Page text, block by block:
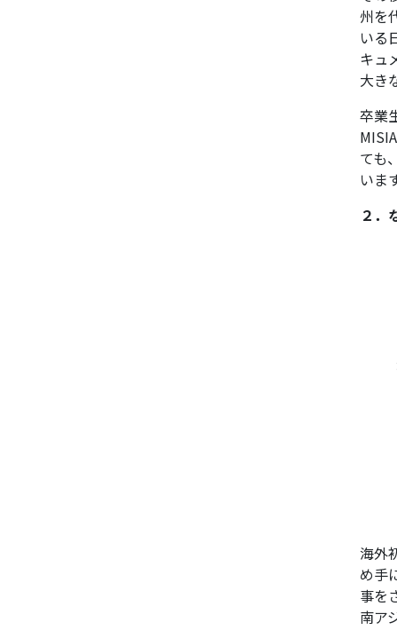
州を
いる
キュ
大き
卒業
ても
いま
２．
海外
め手
事を
南ア